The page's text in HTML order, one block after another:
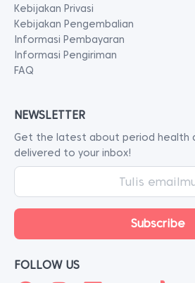
Kebijakan Privasi
Kebijakan Pengembalian
Informasi Pembayaran
Informasi Pengiriman
FAQ
NEWSLETTER
Get the latest about period health
delivered to your inbox!
FOLLOW US